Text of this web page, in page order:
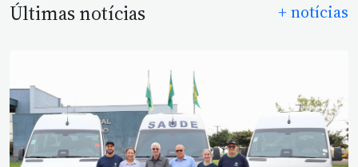
Últimas notícias + notícias